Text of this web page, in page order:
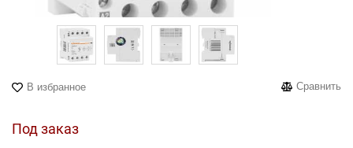
В избранное Сравнить
Под заказ